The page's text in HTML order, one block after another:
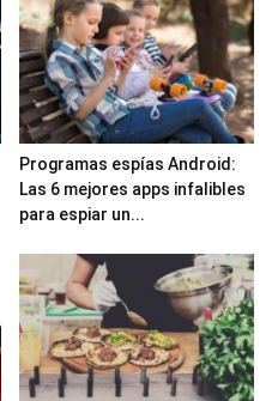
Programas espías Android:
Las 6 mejores apps infalibles
para espiar un...